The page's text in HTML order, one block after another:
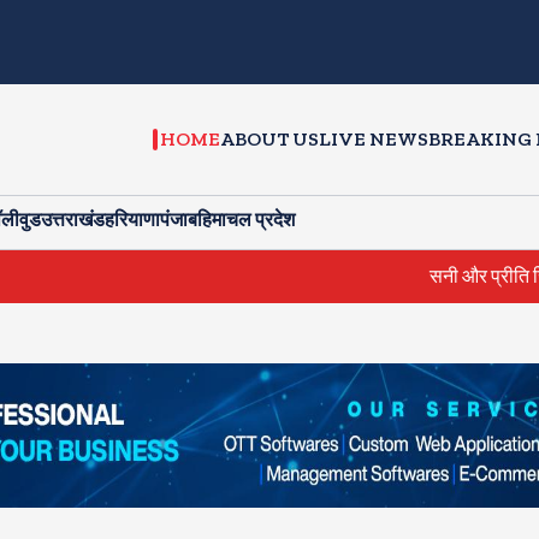
HOMEABOUT USLIVE NEWSBREAKING
उत्तराखंडहरियाणापंजाबहिमाचल प्रदेश
सनी और प्रीति जिंटा ने की सीएम से